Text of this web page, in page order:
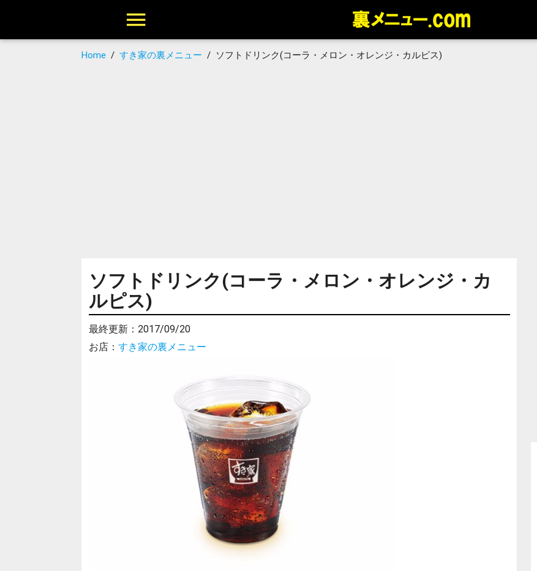
Home /すき家の裏メニュー / ソフトドリンク(コーラ・メロン・オレンジ・カルピス)
ソフトドリンク(コーラ・メロン・オレンジ・カ
ルピス)
最終更新： 2017/09/20
お店： すき家の裏メニュー